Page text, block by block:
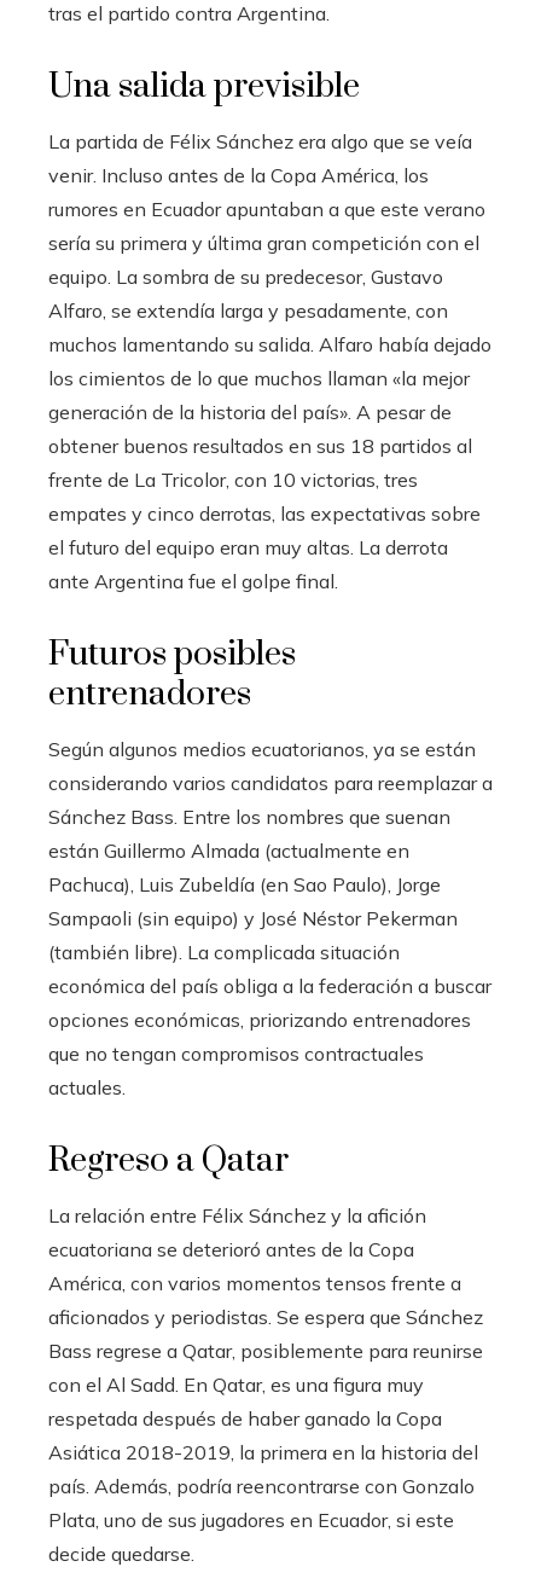
tras el partido contra Argentina.
Una salida previsible
La partida de Félix Sánchez era algo que se veía
venir. Incluso antes de la Copa América, los
rumores en Ecuador apuntaban a que este verano
sería su primera y última gran competición con el
equipo. La sombra de su predecesor, Gustavo
Alfaro, se extendía larga y pesadamente, con
muchos lamentando su salida. Alfaro había dejado
los cimientos de lo que muchos llaman «la mejor
generación de la historia del país». A pesar de
obtener buenos resultados en sus 18 partidos al
frente de La Tricolor, con 10 victorias, tres
empates y cinco derrotas, las expectativas sobre
el futuro del equipo eran muy altas. La derrota
ante Argentina fue el golpe final.
Futuros posibles
entrenadores
Según algunos medios ecuatorianos, ya se están
considerando varios candidatos para reemplazar a
Sánchez Bass. Entre los nombres que suenan
están Guillermo Almada (actualmente en
Pachuca), Luis Zubeldía (en Sao Paulo), Jorge
Sampaoli (sin equipo) y José Néstor Pekerman
(también libre). La complicada situación
económica del país obliga a la federación a buscar
opciones económicas, priorizando entrenadores
que no tengan compromisos contractuales
actuales.
Regreso a Qatar
La relación entre Félix Sánchez y la afición
ecuatoriana se deterioró antes de la Copa
América, con varios momentos tensos frente a
aficionados y periodistas. Se espera que Sánchez
Bass regrese a Qatar, posiblemente para reunirse
con el Al Sadd. En Qatar, es una figura muy
respetada después de haber ganado la Copa
Asiática 2018-2019, la primera en la historia del
país. Además, podría reencontrarse con Gonzalo
Plata, uno de sus jugadores en Ecuador, si este
decide quedarse.